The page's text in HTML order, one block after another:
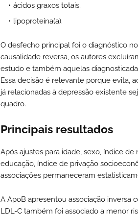
ácidos graxos totais;
lipoproteína(a).
O desfecho principal foi o diagnóstico
causalidade reversa, os autores
estudo e também aquelas
Essa decisão é relevante porque evita,
já relacionadas à depressão existente
quadro.
Principais resultados
Após ajustes para idade, sexo, índice
educação, índice de privação
associações permaneceram
A ApoB apresentou associação inversa
LDL-C também foi associado a menor